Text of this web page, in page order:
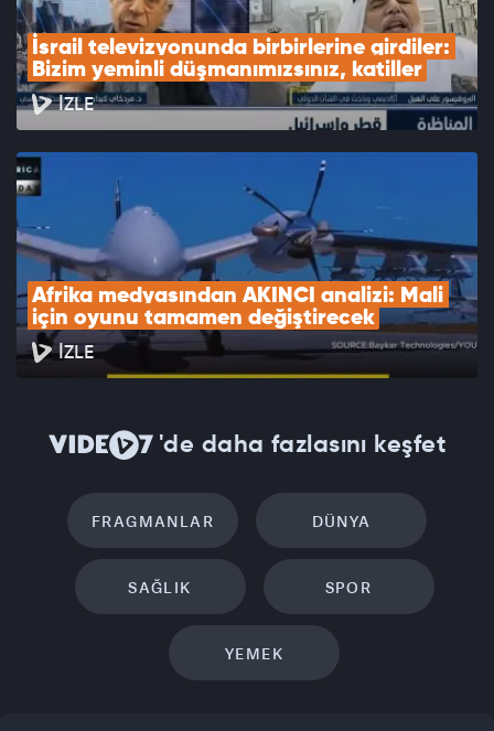
İsrail televizyonunda birbirlerine girdiler:
Bizim yeminli düşmanımızsınız, katiller
İZLE
Afrika medyasından AKINCI analizi: Mali
için oyunu tamamen değiştirecek
İZLE
'de daha fazlasını keşfet
FRAGMANLAR DÜNYA
SAĞLIK SPOR
YEMEK